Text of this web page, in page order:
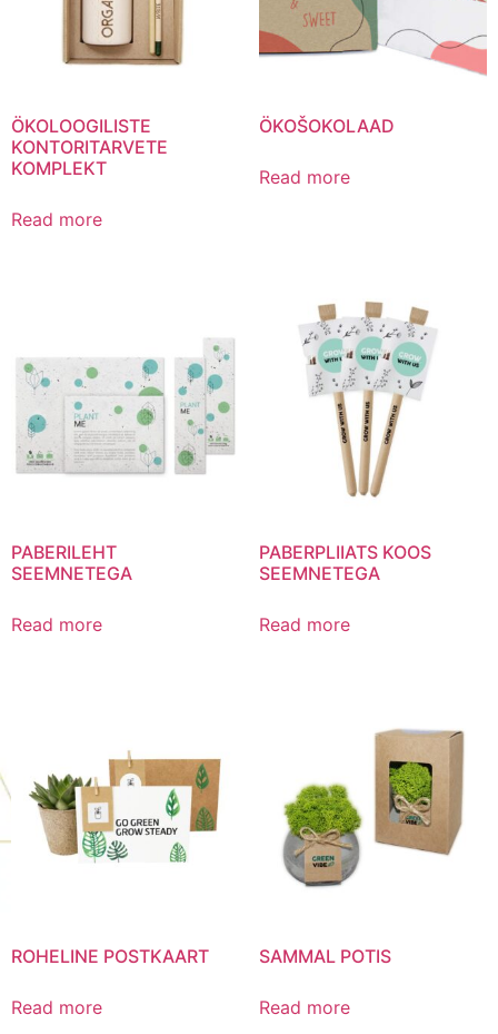
ÖKOLOOGILISTE
KONTORITARVETE
KOMPLEKT
Read more
ÖKOŠOKOLAAD
Read more
PABERILEHT
SEEMNETEGA
Read more
PABERPLIIATS KOOS
SEEMNETEGA
Read more
ROHELINE POSTKAART
Read more
SAMMAL POTIS
Read more